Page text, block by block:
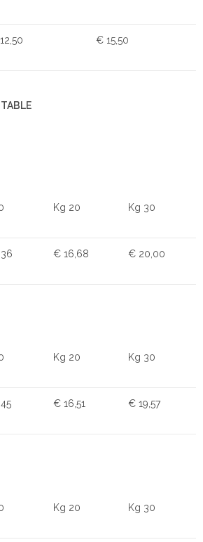
€ 15,50
Kg 20 Kg 30
€ 16,68 € 20,00
Kg 20 Kg 30
€ 16,51 € 19,57
Kg 20 Kg 30